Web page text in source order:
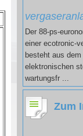
Der 88-ps-
einer ecotronic-
besteht aus
elektronischen
wartungsfr ...
Zum